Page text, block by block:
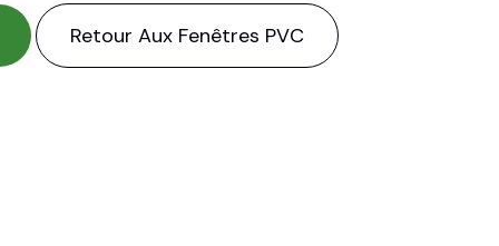
Retour Aux Fenêtres PVC